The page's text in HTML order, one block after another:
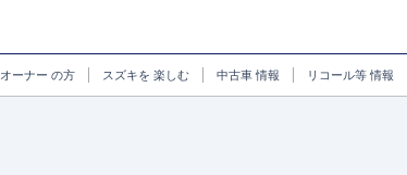
オーナー の方 スズキを 楽しむ 中古車情報 リコール等情報